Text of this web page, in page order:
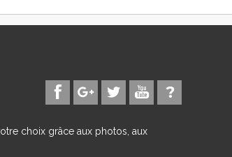
choix grâce aux photos, aux